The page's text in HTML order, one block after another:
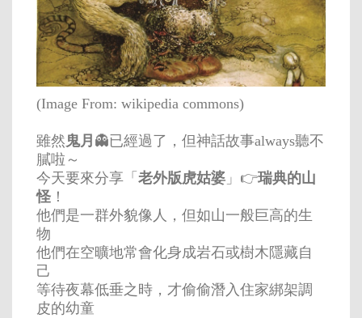
(Image From: wikipedia commons)
雖然鬼月 👻已經過了，但神話故事always聽不
膩啦～
今天要來分享「 老外版虎姑婆 」👉瑞典的山
怪 ！
他們是一群外貌像人，但如山一般巨高的生
物
他們在空曠地常會化身成岩石或樹木隱藏自
己
等待夜幕低垂之時，才偷偷潛入住家綁架調
皮的幼童